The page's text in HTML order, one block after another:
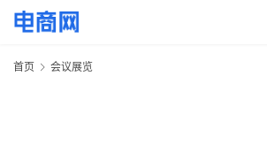
首页 会议展览